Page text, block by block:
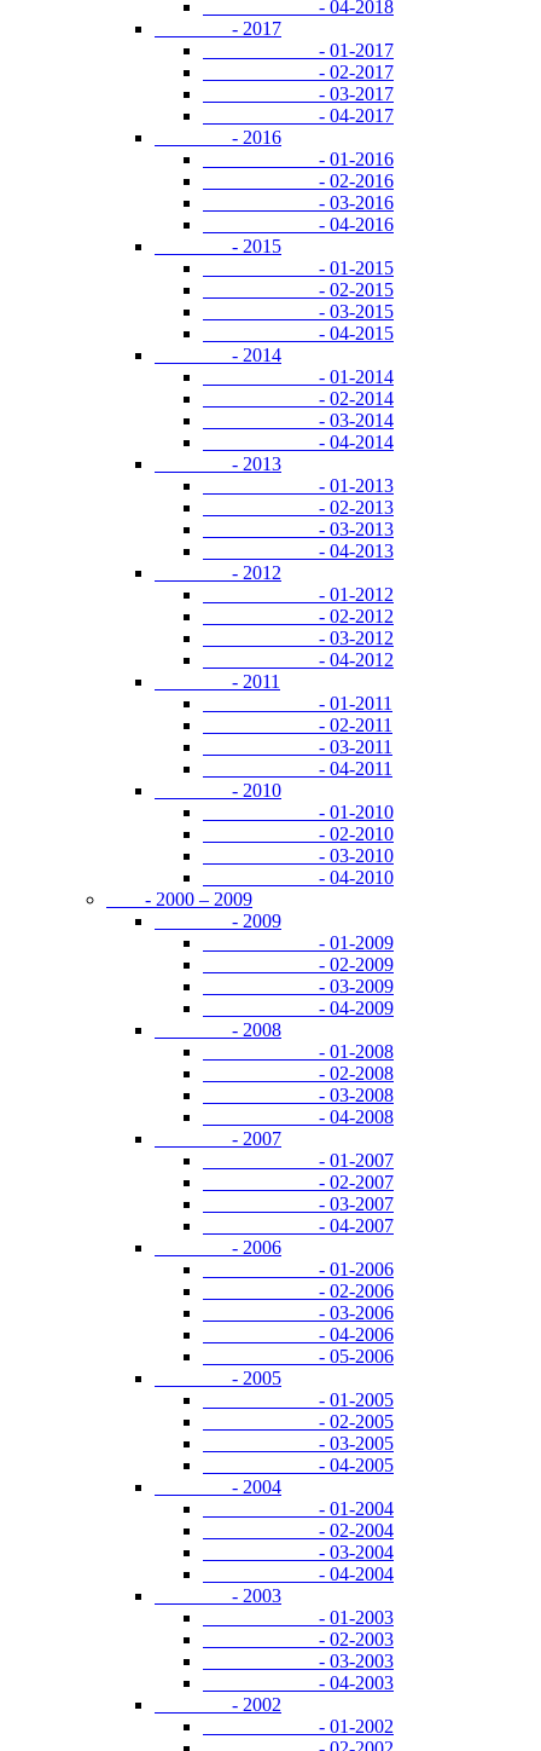
- 04-2018
- 2017
- 01-2017
- 02-2017
- 03-2017
- 04-2017
- 2016
- 01-2016
- 02-2016
- 03-2016
- 04-2016
- 2015
- 01-2015
- 02-2015
- 03-2015
- 04-2015
- 2014
- 01-2014
- 02-2014
- 03-2014
- 04-2014
- 2013
- 01-2013
- 02-2013
- 03-2013
- 04-2013
- 2012
- 01-2012
- 02-2012
- 03-2012
- 04-2012
- 2011
- 01-2011
- 02-2011
- 03-2011
- 04-2011
- 2010
- 01-2010
- 02-2010
- 03-2010
- 04-2010
- 2000 – 2009
- 2009
- 01-2009
- 02-2009
- 03-2009
- 04-2009
- 2008
- 01-2008
- 02-2008
- 03-2008
- 04-2008
- 2007
- 01-2007
- 02-2007
- 03-2007
- 04-2007
- 2006
- 01-2006
- 02-2006
- 03-2006
- 04-2006
- 05-2006
- 2005
- 01-2005
- 02-2005
- 03-2005
- 04-2005
- 2004
- 01-2004
- 02-2004
- 03-2004
- 04-2004
- 2003
- 01-2003
- 02-2003
- 03-2003
- 04-2003
- 2002
- 01-2002